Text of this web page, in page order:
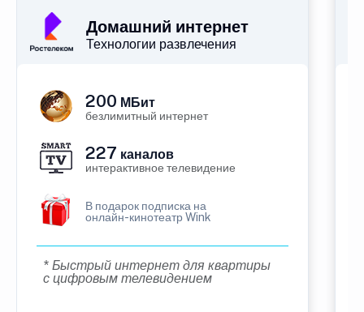
Домашний интернет
Технологии развлечения
200 МБит
безлимитный интернет
227 каналов
интерактивное телевидение
В подарок подписка на
онлайн-кинотеатр Wink
* Быстрый интернет для квартиры
с цифровым телевидением